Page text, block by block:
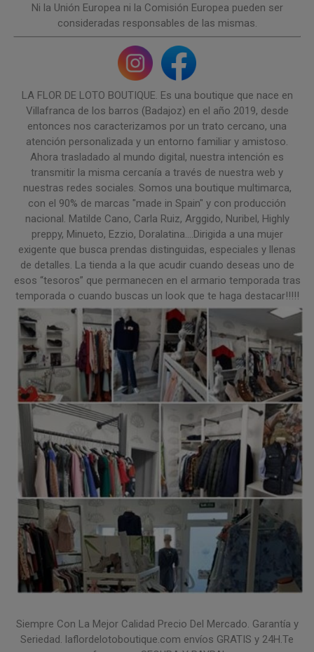
Ni la Unión Europea ni la Comisión Europea pueden ser
consideradas responsables de las mismas.
LA FLOR DE LOTO BOUTIQUE. Es una boutique que nace en
Villafranca de los barros (Badajoz) en el año 2019, desde
entonces nos caracterizamos por un trato cercano, una
atención personalizada y un entorno familiar y amistoso.
Ahora trasladado al mundo digital, nuestra intención es
transmitir la misma cercanía a través de nuestra web y
nuestras redes sociales. Somos una boutique multimarca,
con el 90% de marcas "made in Spain" y con producción
nacional. Matilde Cano, Carla Ruiz, Arggido, Nuribel, Highly
preppy, Minueto, Ezzio, Doralatina....Dirigida a una mujer
exigente que busca prendas distinguidas, especiales y llenas
de detalles. La tienda a la que acudir cuando deseas uno de
esos “tesoros” que permanecen en el armario temporada tras
temporada o cuando buscas un look que te haga destacar!!!!!
Siempre Con La Mejor Calidad Precio Del Mercado. Garantía y
Seriedad. laflordelotoboutique.com envíos GRATIS y 24H.Te